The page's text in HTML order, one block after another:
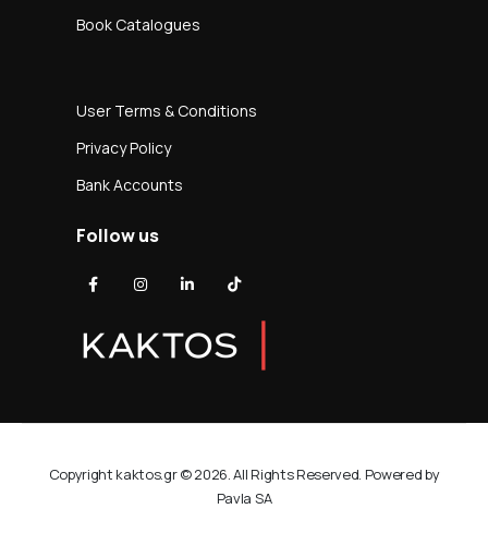
Book Catalogues
User Terms & Conditions
Privacy Policy
Bank Accounts
Follow us
Copyright kaktos.gr © 2026. All Rights Reserved. Powered by
Pavla SA